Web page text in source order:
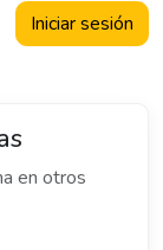
Iniciar sesión
en otros